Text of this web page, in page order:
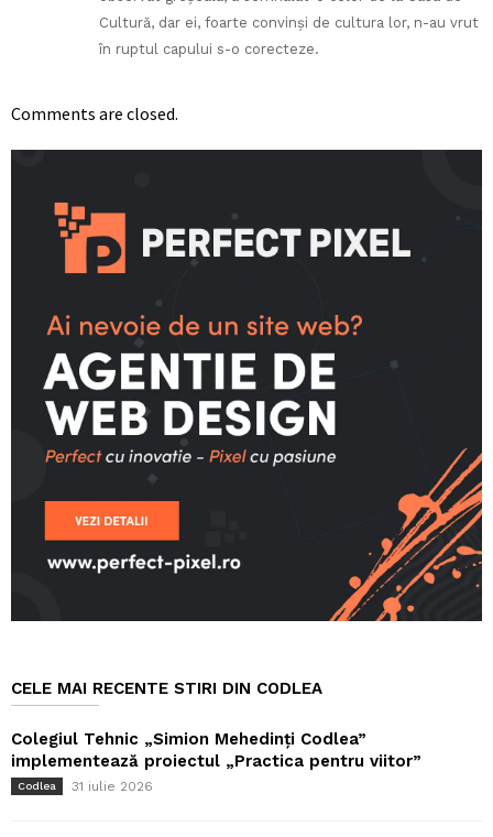
Cultură, dar ei, foarte convinși de cultura lor, n-au vrut
în ruptul capului s-o corecteze.
Comments are closed.
CELE MAI RECENTE STIRI DIN CODLEA
Colegiul Tehnic „Simion Mehedinți Codlea”
implementează proiectul „Practica pentru viitor”
Codlea 31 iulie 2026